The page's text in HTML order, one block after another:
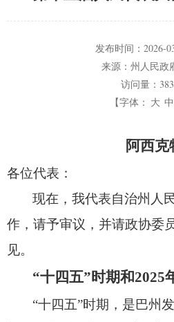
发布时间： 2026-
来源： 州人民政
访问量：
【字体： 大 中
阿西克
各位代表：
现在，我代表自治州人
作， 请予审议， 并请政协委
见。
“十四五”时期和2025
“十四五”时期， 是巴州